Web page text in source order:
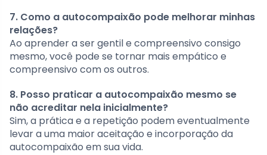
7. Como a autocompaixão pode melhorar minhas
relações?
Ao aprender a ser gentil e compreensivo consigo
mesmo, você pode se tornar mais empático e
compreensivo com os outros.
8. Posso praticar a autocompaixão mesmo se
não acreditar nela inicialmente?
Sim, a prática e a repetição podem eventualmente
levar a uma maior aceitação e incorporação da
autocompaixão em sua vida.